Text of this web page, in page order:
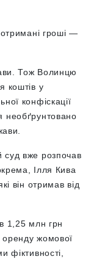
гроші —
Тож Волинцю
коштів у
конфіскації
необґрунтовано
вже розпочав
Ілля Кива
він отримав від
1,25 млн грн
оренду жомової
фіктивності,